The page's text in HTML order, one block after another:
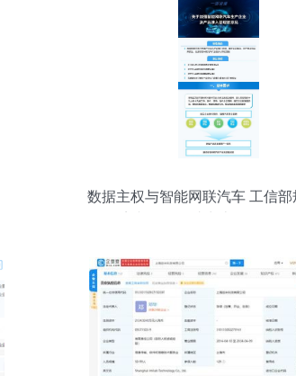
数据主权与智能网联汽车 工信